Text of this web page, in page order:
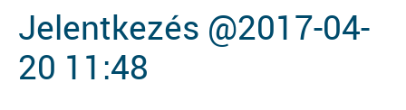
Jelentkezés @2017-04-
20 11:48